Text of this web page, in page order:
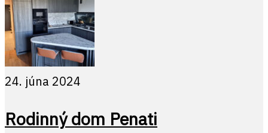
24. júna 2024
Rodinný dom Penati